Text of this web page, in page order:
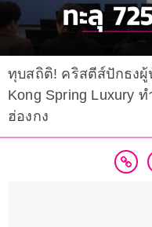
ทุบสถิติ! คริสตีส์ปักธง
Kong Spring Luxury
ฮ่องกง